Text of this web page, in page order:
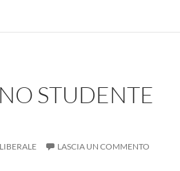
STUDENTE
LASCIA UN COMMENTO